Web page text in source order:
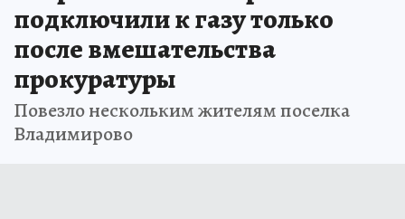
Королева вагона отожгла! Видео не оставит
равнодушным
В Сочи объявили угрозу БПЛА